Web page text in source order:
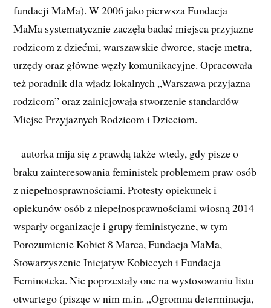
fundacji MaMa). W 2006 jako pierwsza Fundacja
MaMa systematycznie zaczęła badać miejsca przyjazne
rodzicom z dziećmi, warszawskie dworce, stacje metra,
urzędy oraz główne węzły komunikacyjne. Opracowała
też poradnik dla władz lokalnych „Warszawa przyjazna
rodzicom” oraz zainicjowała stworzenie standardów
Miejsc Przyjaznych Rodzicom i Dzieciom.
– autorka mija się z prawdą także wtedy, gdy pisze o
braku zainteresowania feministek problemem praw osób
z niepełnosprawnościami. Protesty opiekunek i
opiekunów osób z niepełnosprawnościami wiosną 2014
wsparły organizacje i grupy feministyczne, w tym
Porozumienie Kobiet 8 Marca, Fundacja MaMa,
Stowarzyszenie Inicjatyw Kobiecych i Fundacja
Feminoteka. Nie poprzestały one na wystosowaniu listu
otwartego (pisząc w nim m.in. „Ogromna determinacja,